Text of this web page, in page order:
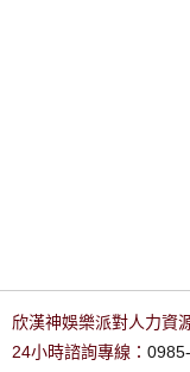
欣漢神娛樂派對人力資
24小時諮詢專線：